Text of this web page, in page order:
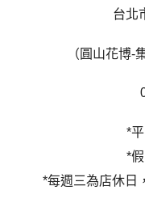
台北
（圓山花博-
*
*
*每週三為店休日